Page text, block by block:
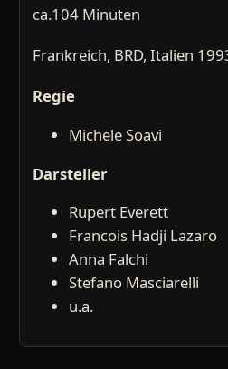
ca.104 Minuten
Frankreich, BRD, Italien
Regie
Michele Soavi
Darsteller
Rupert Everett
Francois Hadji Lazaro
Anna Falchi
Stefano Masciarelli
u.a.